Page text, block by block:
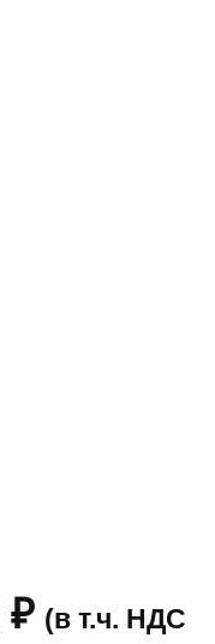
₽ (в т.ч. НДС